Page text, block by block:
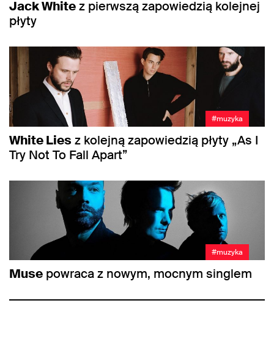
Jack Whitez pierwszą zapowiedzią kolejnej
płyty
#muzyka
White Lies z kolejną zapowiedzią płyty „As I
Try Not To Fall Apart”
#muzyka
Muse powraca z nowym, mocnym singlem